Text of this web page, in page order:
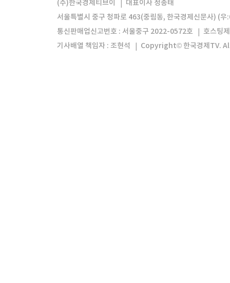
(주)한국경제티브이
대표이사 정종태
서울특별시 중구 청파로 463(중림동, 한국경제신문사) (
통신판매업신고번호 : 서울중구 2022-0572호
호스팅
기사배열 책임자 : 조현석
Copyright© 한국경제TV.